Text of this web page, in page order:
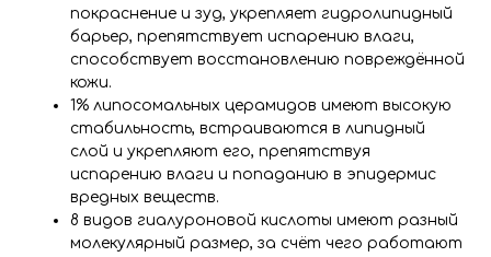
покраснение и зуд, укрепляет гидролипидный
барьер, препятствует испарению влаги,
способствует восстановлению повреждённой
кожи.
1% липосомальных церамидов имеют высокую
стабильность, встраиваются в липидный
слой и укрепляют его, препятствуя
испарению влаги и попаданию в эпидермис
вредных веществ.
8 видов гиалуроновой кислоты имеют разный
молекулярный размер, за счёт чего работают